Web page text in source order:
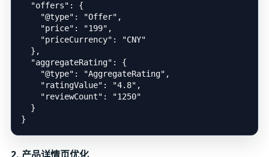
  "offers": {
    "@type": "Offer",
    "price": "199",
    "priceCurrency": "CNY"
  },
  "aggregateRating": {
    "@type": "AggregateRating",
    "ratingValue": "4.8",
    "reviewCount": "1250"
  }